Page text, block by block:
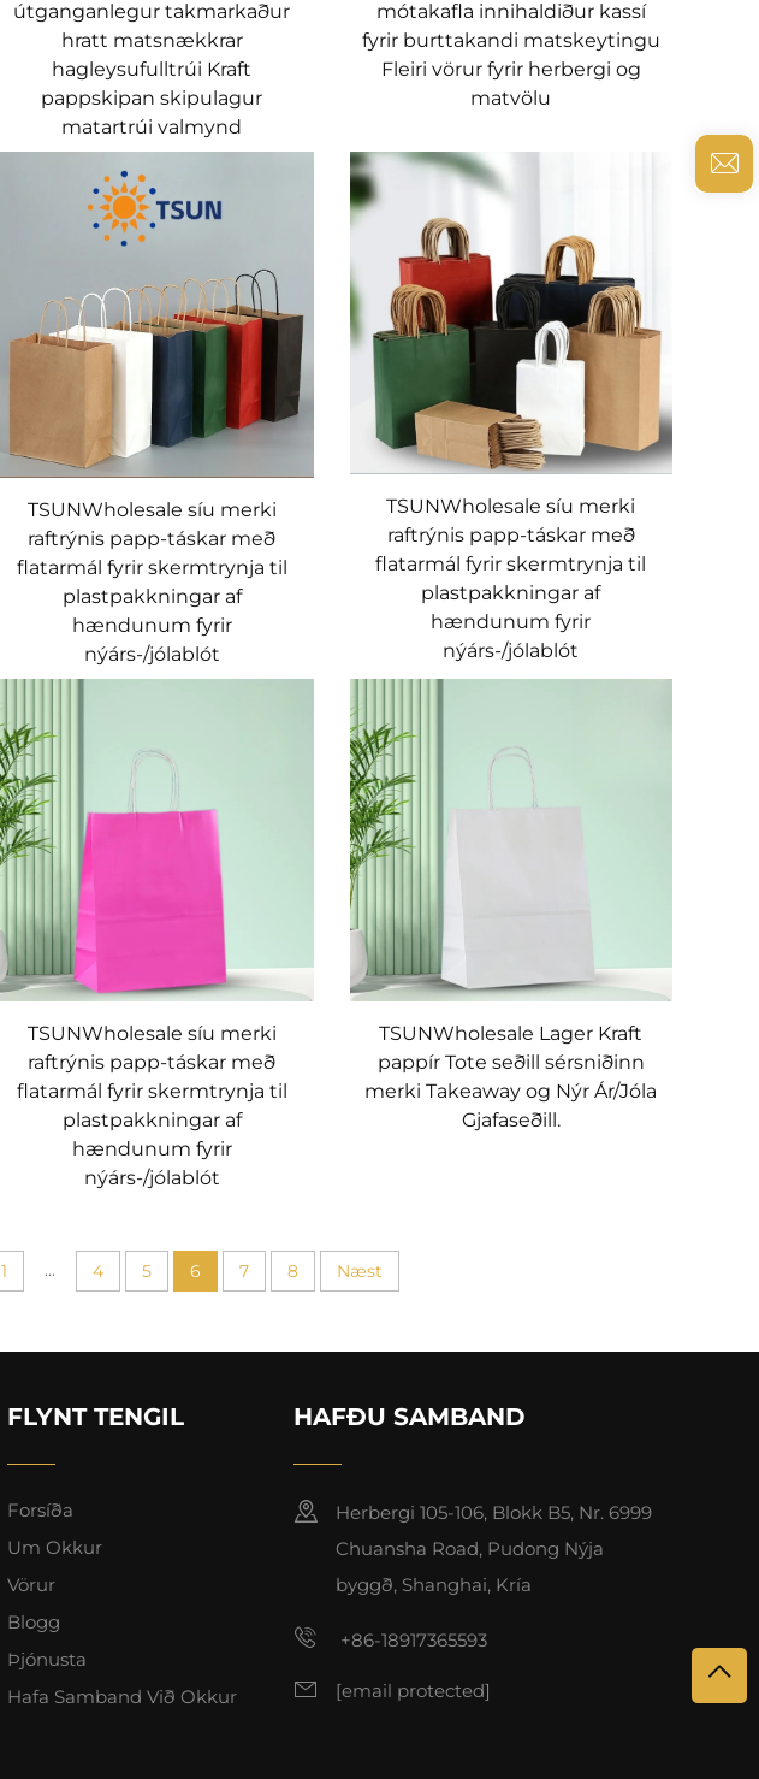
útganganlegur takmarkaður
hratt matsnækkrar
hagleysufulltrúi Kraft
pappskipan skipulagur
matartrúi valmynd
mótakafla innihaldiður kassí
fyrir burttakandi matskeytingu
Fleiri vörur fyrir herbergi og
matvölu
TSUNWholesale síu merki
raftrýnis papp-táskar með
flatarmál fyrir skermtrynja til
plastpakkningar af
hændunum fyrir
nýárs-/jólablót
TSUNWholesale síu merki
raftrýnis papp-táskar með
flatarmál fyrir skermtrynja til
plastpakkningar af
hændunum fyrir
nýárs-/jólablót
TSUNWholesale síu merki
raftrýnis papp-táskar með
flatarmál fyrir skermtrynja til
plastpakkningar af
hændunum fyrir
nýárs-/jólablót
TSUNWholesale Lager Kraft
pappír Tote seðill sérsniðinn
merki Takeaway og Nýr Ár/Jóla
Gjafaseðill.
1 ... 4 5 6 7 8 Næst
FLYNT TENGIL
Forsíða
Um Okkur
Vörur
Blogg
Þjónusta
Hafa Samband Við Okkur
HAFÐU SAMBAND
Herbergi 105-106, Blokk B5, Nr. 6999
Chuansha Road, Pudong Nýja
byggð, Shanghai, Kría
+86-18917365593
[email protected]